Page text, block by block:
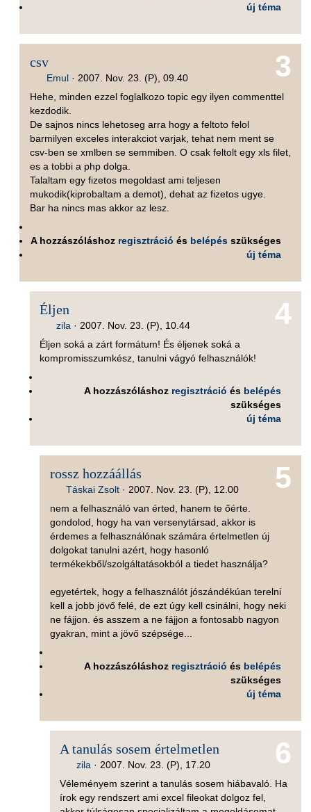
új téma
3
csv
Emul· 2007. Nov. 23. (P), 09.40
Hehe, minden ezzel foglalkozo topic egy ilyen commenttel
kezdodik.
De sajnos nincs lehetoseg arra hogy a feltoto felol
barmilyen exceles interakciot varjak, tehat nem ment se
csv-ben se xmlben se semmiben. O csak feltolt egy xls filet,
es a tobbi a php dolga.
Talaltam egy fizetos megoldast ami teljesen
mukodik(kiprobaltam a demot), dehat az fizetos ugye.
Bar ha nincs mas akkor az lesz.
A hozzászóláshoz regisztráció és belépés szükséges
új téma
4
Éljen
zila · 2007. Nov. 23. (P), 10.44
Éljen soká a zárt formátum! És éljenek soká a
kompromisszumkész, tanulni vágyó felhasználók!
A hozzászóláshoz regisztráció és belépés
szükséges
új téma
5
rossz hozzáállás
Táskai Zsolt · 2007. Nov. 23. (P), 12.00
nem a felhasználó van érted, hanem te őérte.
gondolod, hogy ha van versenytársad, akkor is
érdemes a felhasználónak számára értelmetlen új
dolgokat tanulni azért, hogy hasonló
termékekből/szolgáltatásokból a tiedet használja?
egyetértek, hogy a felhasználót jószándékúan terelni
kell a jobb jövő felé, de ezt úgy kell csinálni, hogy neki
ne fájjon. és asszem a ne fájjon a fontosabb nagyon
gyakran, mint a jövő szépsége...
A hozzászóláshoz regisztráció és belépés
szükséges
új téma
6
A tanulás sosem értelmetlen
zila · 2007. Nov. 23. (P), 17.20
Véleményem szerint a tanulás sosem hiábavaló. Ha
írok egy rendszert ami excel fileokat dolgoz fel,